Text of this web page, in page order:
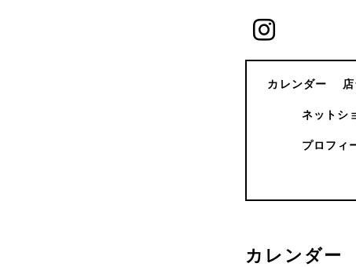
カレンダー
ネットシ
プロフィ
カレンダー